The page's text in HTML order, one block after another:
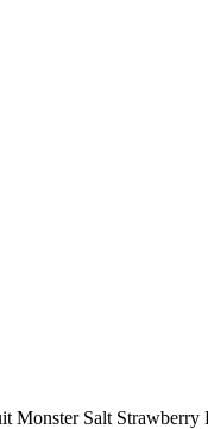
Monster Salt